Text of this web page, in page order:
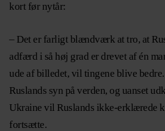
kort før nytår:
– Det er farligt blændværk at tro, at
adfærd i så høj grad er drevet af én
ude af billedet, vil tingene blive
Ruslands syn på verden, og uanset
Ukraine vil Ruslands ikke-erklærede
fortsætte.